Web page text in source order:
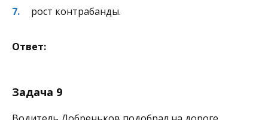
рост контрабанды.
Ответ:
Задача 9